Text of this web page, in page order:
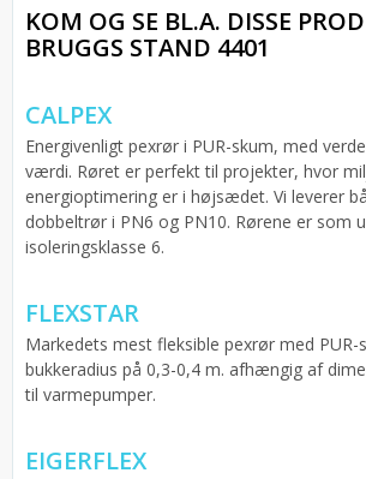
KOM OG SE BL.A. DISSE
BRUGGS STAND 4401
CALPEX
Energivenligt pexrør i PUR-skum, med
værdi. Røret er perfekt til projekter, hvor
energioptimering er i højsædet. Vi leverer
dobbeltrør i PN6 og PN10. Rørene er som
isoleringsklasse 6.
FLEXSTAR
Markedets mest fleksible pexrør med PUR-
bukkeradius på 0,3-0,4 m. afhængig af
til varmepumper.
EIGERFLEX